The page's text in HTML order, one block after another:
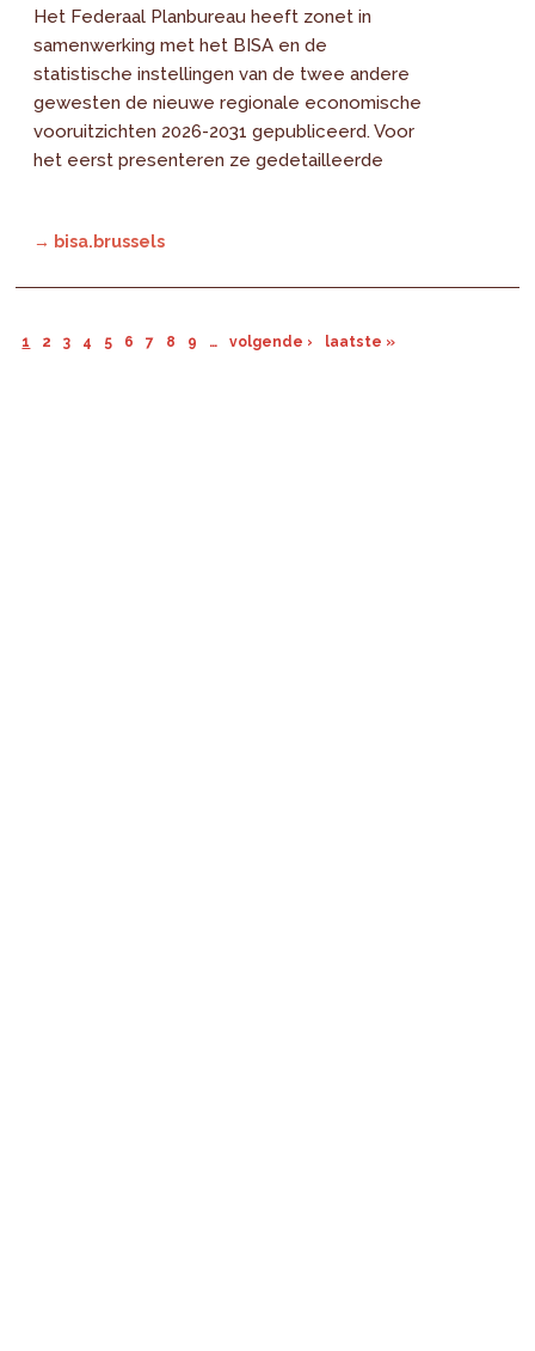
Het Federaal Planbureau heeft zonet in
samenwerking met het BISA en de
statistische instellingen van de twee andere
gewesten de nieuwe regionale economische
vooruitzichten 2026-2031 gepubliceerd. Voor
het eerst presenteren ze gedetailleerde
→ bisa.brussels
1 2 3 4 5 6 7 8 9 … volgende › laatste »